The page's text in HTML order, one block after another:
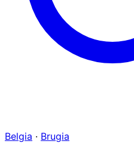
Belgia · Brugia